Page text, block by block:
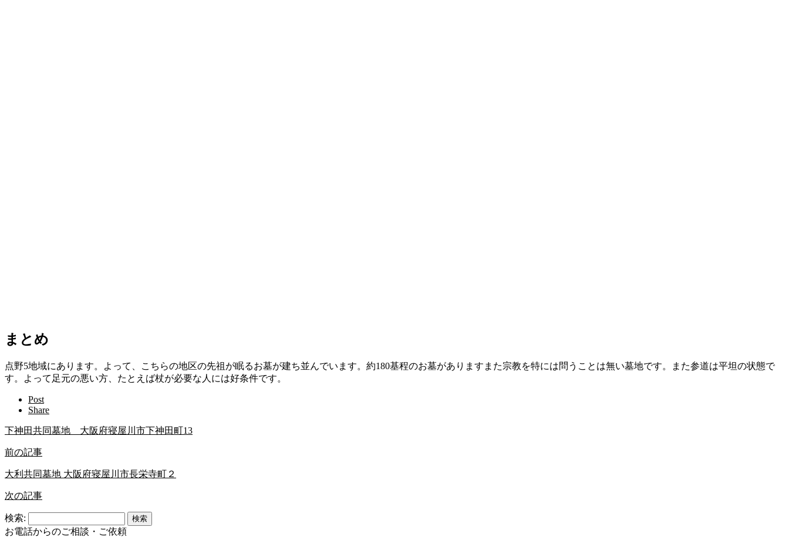
まとめ
点野5地域にあります。よって、こちらの地区の先祖が眠るお墓が建ち並んでいます。約180基程のお墓がありますまた宗教を特には問うことは無い墓地です。また参道は平坦の状態で
す。よって足元の悪い方、たとえば杖が必要な人には好条件です。
Post
Share
下神田共同墓地 大阪府寝屋川市下神田町13
前の記事
大利共同墓地 大阪府寝屋川市長栄寺町２
次の記事
検索:
お電話からのご相談・ご依頼